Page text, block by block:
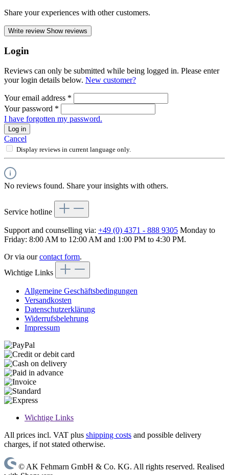
Share your experiences with other customers.
Write review Show reviews
Login
Reviews can only be submitted while being logged in. Please enter
your login details below. New customer?
Your email address *
Your password *
I have forgotten my password.
Log in
Cancel
Display reviews in current language only.
No reviews found. Share your insights with others.
Service hotline
Support and counselling via: +49 (0) 4371 - 888 9305 Monday to
Friday: 8:00 AM to 12:00 AM and 1:00 PM to 4:30 PM.
Or via ourcontact form.
Wichtige Links
Allgemeine Geschäftsbedingungen
Versandkosten
Datenschutzerklärung
Widerrufsbelehrung
Impressum
Wichtige Links
All prices incl. VAT plus shipping costs and possible delivery
charges, if not stated otherwise.
© AK Fehmarn GmbH & Co. KG. All rights reserved. Realised